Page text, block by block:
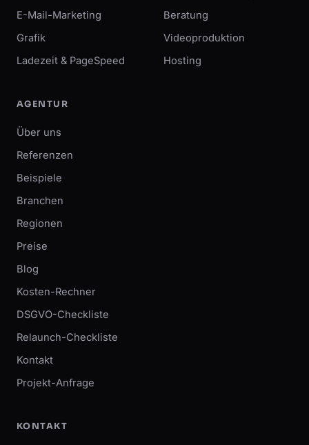
E-Mail-Marketing
Beratung
Grafik
Videoproduktion
Ladezeit & PageSpeed
Hosting
AGENTUR
Über uns
Referenzen
Beispiele
Branchen
Regionen
Preise
Blog
Kosten-Rechner
DSGVO-Checkliste
Relaunch-Checkliste
Kontakt
Projekt-Anfrage
KONTAKT